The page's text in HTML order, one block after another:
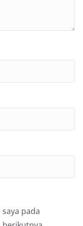
pada